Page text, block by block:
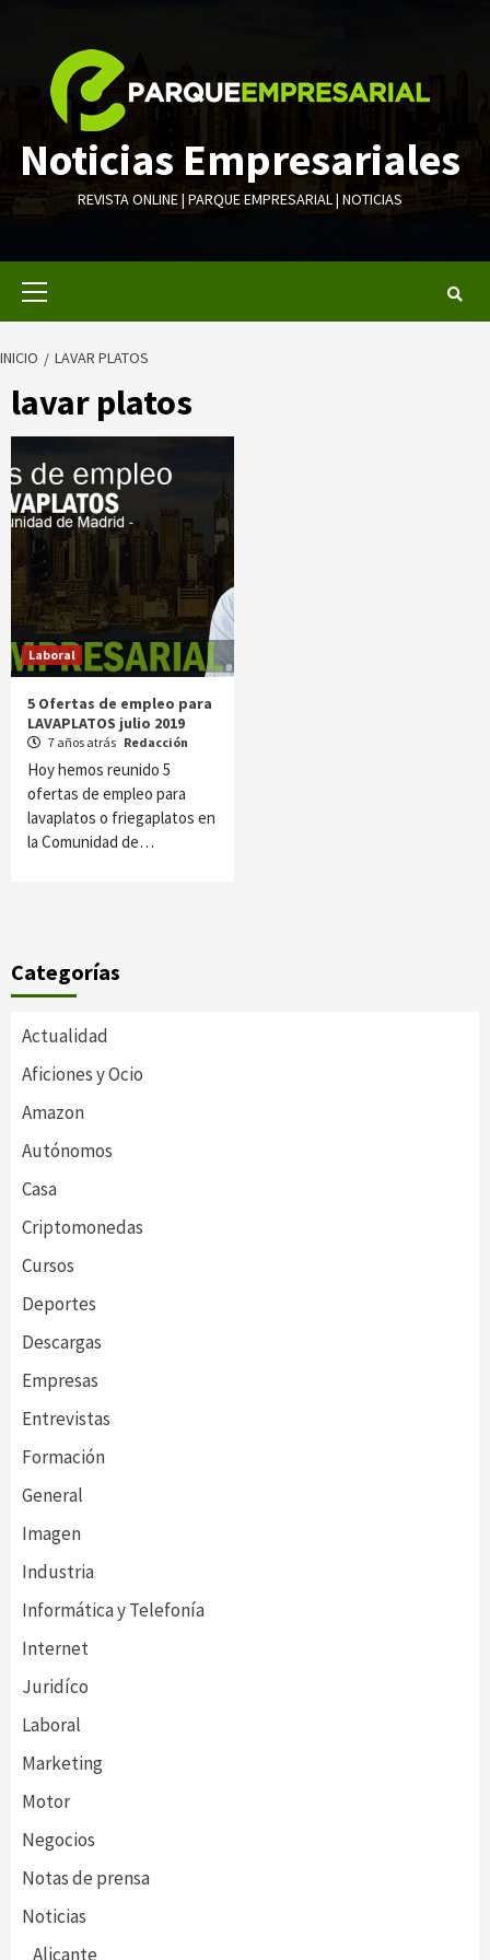
contenido
Noticias Empresariales
REVISTA ONLINE | PARQUE EMPRESARIAL | NOTICIAS
INICIO LAVAR PLATOS
lavar platos
Laboral
5 Ofertas de empleo para
LAVAPLATOS julio 2019
7 años atrás Redacción
Hoy hemos reunido 5
ofertas de empleo para
lavaplatos o friegaplatos en
la Comunidad de…
Categorías
Actualidad
Aficiones y Ocio
Amazon
Autónomos
Casa
Criptomonedas
Cursos
Deportes
Descargas
Empresas
Entrevistas
Formación
General
Imagen
Industria
Informática y Telefonía
Internet
Juridíco
Laboral
Marketing
Motor
Negocios
Notas de prensa
Noticias
Alicante